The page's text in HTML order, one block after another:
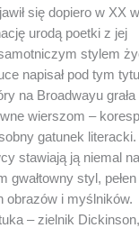
się dopiero w XX
urodą poetki z jej
stylem
napisał pod tym
na Broadwayu
wierszom –
gatunek literacki.
stawiają ją niemal
gwałtowny styl,
obrazów i myślników.
– zielnik Dickinson,